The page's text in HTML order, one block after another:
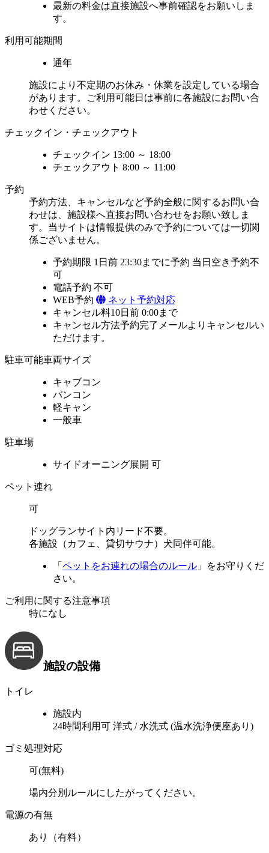
最新の料金は直接施設へ事前確認をお願いしま
す。
利用可能期間
通年
施設により不定期のお休み・休業を設定している場合
があります。ご利用可能日は事前に各施設にお問い合
わせください。
チェックイン・チェックアウト
チェックイン 13:00 ～ 18:00
チェックアウト 8:00 ～ 11:00
予約
予約方法、キャンセルなど予約全般に関するお問い合
わせは、施設様へ直接お問い合わせをお願い致しま
す。当サイトは情報提供のみで予約については一切関
係ございません。
予約期限 1日前 23:30までに予約 当日空き予約不
可
電話予約 不可
WEB予約
ネット予約対応
キャンセル料10日前 0:00まで
キャンセル方法予約完了メールよりキャンセルい
ただけます。
駐車可能車両サイズ
キャブコン
バンコン
軽キャン
一般車
駐車場
サイドオーニング展開 可
ペット連れ
可
ドッグランサイト内リード不要。
各施設（カフェ、貸切サウナ）犬同伴可能。
「 ペットをお連れの場合のルール 」をお守りくだ
さい。
ご利用に関する注意事項
特になし
施設の設備
トイレ
施設内
24時間利用可 洋式 / 水洗式 (温水洗浄便座あり)
ゴミ処理対応
可(無料)
場内分別ルールにしたがってください。
電源の有無
あり（有料）